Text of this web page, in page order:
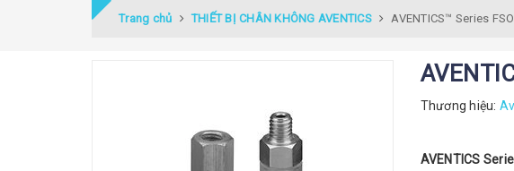
Trang chủ THIẾT BỊ CHÂN KHÔNG AVENTICS AVENTICS™ Series
Thương hiệu:
AVENTICS